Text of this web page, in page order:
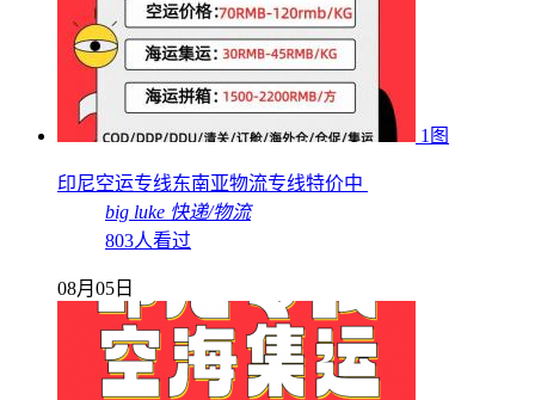
1图
印尼空运专线东南亚物流专线特价中
big luke 快递/物流
803人看过
08月05日